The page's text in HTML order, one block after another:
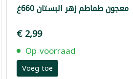
معجون طماطم زهر البستان 660غ
€ 2,99
Op voorraad
Voeg toe